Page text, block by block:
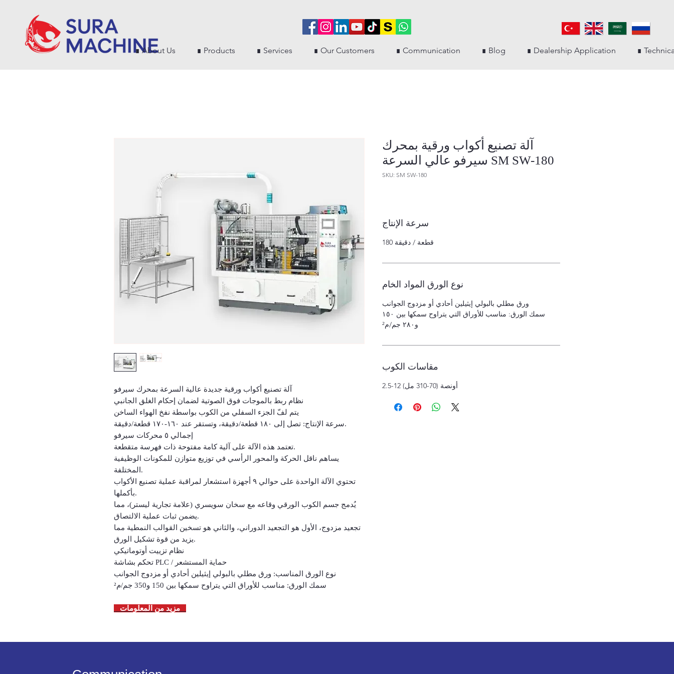
∎ About Us ∎ Products ∎ Services ∎ Our Customers ∎ Communication ∎ Blog ∎ Dealership Application ∎
آلة تصنيع أكواب ورقية جديدة عالية السرعة بمحرك سيرفو
نظام ربط بالموجات فوق الصوتية لضمان إحكام الغلق الجانبي
يتم لفّ الجزء السفلي من الكوب بواسطة نفخ الهواء الساخن
سرعة الإنتاج: تصل إلى ١٨٠ قطعة/دقيقة، وتستقر عند ١٦٠-١٧٠ قطعة/دقيقة.
إجمالي ٥ محركات سيرفو
تعتمد هذه الآلة على آلية كامة مفتوحة ذات فهرسة متقطعة.
يساهم ناقل الحركة والمحور الرأسي في توزيع متوازن للمكونات الوظيفية
المختلفة.
تحتوي الآلة الواحدة على حوالي ٩ أجهزة استشعار لمراقبة عملية تصنيع الأكواب
بأكملها.
يُدمج جسم الكوب الورقي وقاعه مع سخان سويسري (علامة تجارية ليستر)، مما
يضمن ثبات عملية الالتصاق.
تجعيد مزدوج، الأول هو التجعيد الدوراني، والثاني هو تسخين القوالب النمطية مما
يزيد من قوة تشكيل الورق.
نظام تزييت أوتوماتيكي
تحكم بشاشة PLC / حماية المستشعر
نوع الورق المناسب: ورق مطلي بالبولي إيثيلين أحادي أو مزدوج الجوانب
سمك الورق: مناسب للأوراق التي يتراوح سمكها بين 150 و350 جم/م²
آلة تصنيع أكواب ورقية بمحرك
سيرفو عالي السرعة SM SW-180
SKU: SM SW-180
سرعة الإنتاج
180 قطعة / دقيقة
نوع الورق المواد الخام
ورق مطلي بالبولي إيثيلين أحادي أو مزدوج الجوانب
سمك الورق: مناسب للأوراق التي يتراوح سمكها بين ١٥٠
و٢٨٠ جم/م²
مقاسات الكوب
2.5-12 أونصة (70-310 مل)